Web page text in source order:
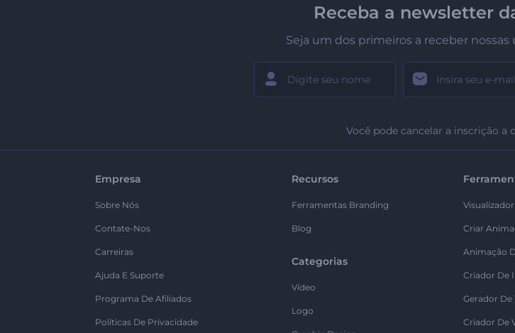
Receba a newsletter
Seja um dos primeiros a receber
Você pode cancelar a inscrição a
Empresa
Sobre Nós
Contate-Nos
Carreiras
Ajuda E Suporte
Programa De Afiliados
Políticas De Privacidade
Recursos
Ferramentas Branding
Blog
Categorias
Vídeo
Logo
Criar
Animação
Criador De
Gerador
Criador De